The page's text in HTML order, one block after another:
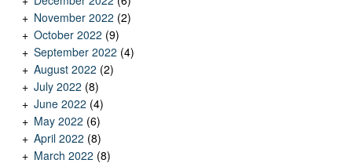
November 2022 (2)
October 2022 (9)
September 2022 (4)
August 2022 (2)
July 2022 (8)
June 2022 (4)
May 2022 (6)
April 2022 (8)
March 2022 (8)